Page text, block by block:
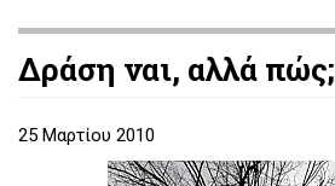
Δράση ναι, αλλά πώς;
25 Μαρτίου 2010